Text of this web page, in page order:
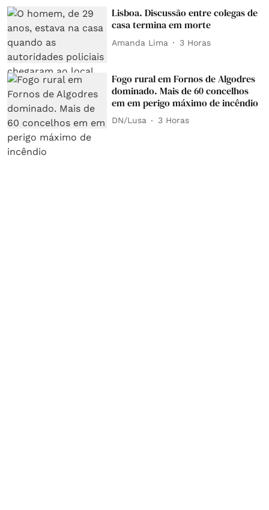
Lisboa. Discussão entre colegas de
casa termina em morte
Amanda Lima 3 Horas
Fogo rural em Fornos de Algodres
dominado. Mais de 60 concelhos
em em perigo máximo de incêndio
DN/Lusa 3 Horas